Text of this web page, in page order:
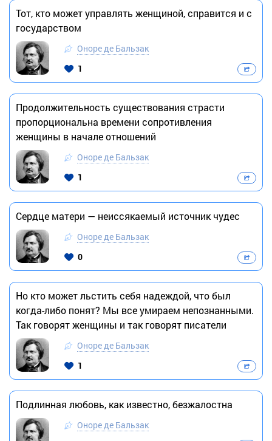
Тот, кто может управлять женщиной, справится и с
государством
Оноре де Бальзак
1
Продолжительность существования страсти
пропорциональна времени сопротивления
женщины в начале отношений
Оноре де Бальзак
1
Сердце матери — неиссякаемый источник чудес
Оноре де Бальзак
0
Но кто может льстить себя надеждой, что был
когда-либо понят? Мы все умираем непознанными.
Так говорят женщины и так говорят писатели
Оноре де Бальзак
1
Подлинная любовь, как известно, безжалостна
Оноре де Бальзак